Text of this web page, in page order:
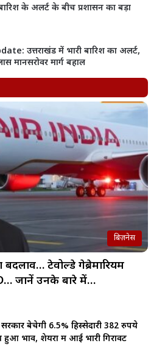
के अलर्ट के बीच प्रशासन का बड़ा
उत्तराखंड में भारी बारिश का अलर्ट,
मानसरोवर मार्ग बहाल
बिज़नेस
बदलाव… टेवोल्डे गेब्रेमारियम
जानें उनके बारे में…
बेचेगी 6.5% हिस्सेदारी 382 रुपये
हुआ भाव, शेयरों में आई भारी गिरावट